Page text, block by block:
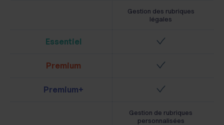
Gestion des rubriques
légales
Essentiel
Premium
Premium+
Gestion de rubriques
personnalisées